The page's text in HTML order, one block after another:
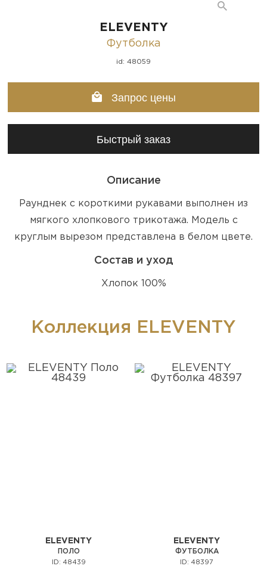
ELEVENTY
Футболка
id: 48059
Запрос цены
Быстрый заказ
Описание
Раунднек с короткими рукавами выполнен из
мягкого хлопкового трикотажа. Модель с
круглым вырезом представлена в белом цвете.
Состав и уход
Хлопок 100%
Коллекция ELEVENTY
ELEVENTY
ПОЛО
ID: 48439
ELEVENTY
ФУТБОЛКА
ID: 48397